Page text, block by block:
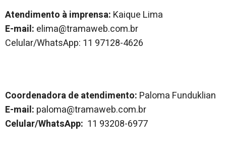
Atendimento à imprensa: Kaique Lima
E-mail: elima@tramaweb.com.br
Celular/WhatsApp: 11 97128-4626
Coordenadora de atendimento: Paloma Funduklian
E-mail: paloma@tramaweb.com.br
Celular/WhatsApp: 11 93208-6977